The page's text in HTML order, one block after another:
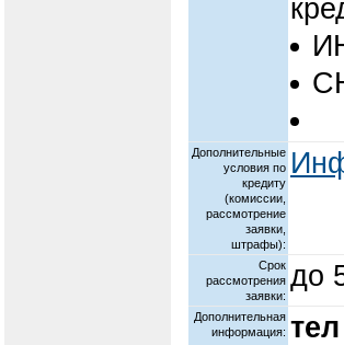
Дополнительные
условия по
кредиту
(комиссии,
рассмотрение
заявки,
штрафы):
Срок
рассмотрения
заявки:
до
Дополнительная
информация: